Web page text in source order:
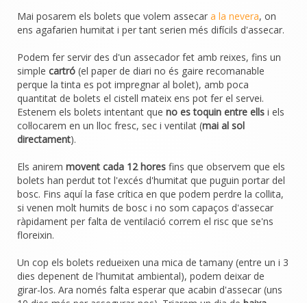
Mai posarem els bolets que volem assecar a la nevera, on
ens agafarien humitat i per tant serien més difícils d'assecar.
Podem fer servir des d'un assecador fet amb reixes, fins un
simple cartró (el paper de diari no és gaire recomanable
perque la tinta es pot impregnar al bolet), amb poca
quantitat de bolets el cistell mateix ens pot fer el servei.
Estenem els bolets intentant que no es toquin entre ells i els
col·locarem en un lloc fresc, sec i ventilat (mai al sol
directament).
Els anirem movent cada 12 hores fins que observem que els
bolets han perdut tot l'excés d'humitat que puguin portar del
bosc. Fins aquí la fase crítica en que podem perdre la collita,
si venen molt humits de bosc i no som capaços d'assecar
ràpidament per falta de ventilació correm el risc que se'ns
floreixin.
Un cop els bolets redueixen una mica de tamany (entre un i 3
dies depenent de l'humitat ambiental), podem deixar de
girar-los. Ara només falta esperar que acabin d'assecar (uns